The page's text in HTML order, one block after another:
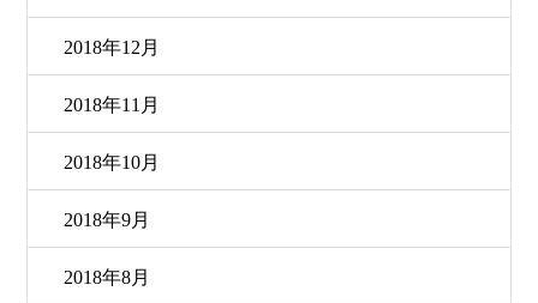
2018年12月
2018年11月
2018年10月
2018年9月
2018年8月